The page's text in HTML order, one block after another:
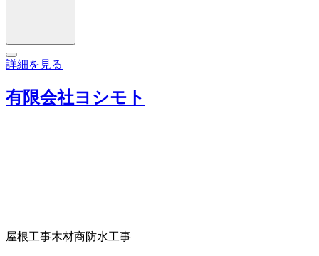
詳細を見る
有限会社ヨシモト
屋根工事木材商防水工事